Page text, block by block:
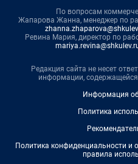
По вопросам
Жапарова Жанна, менеджер по
Ревина Мария, директор по
Редакция сайта не несет
информации,
Информация
Политика
Политика конфиденциальности и
правила